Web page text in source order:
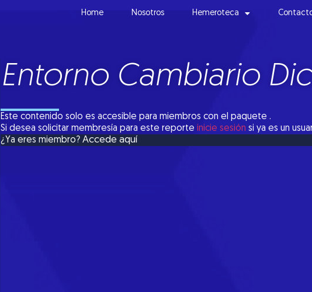
Home Nosotros Hemeroteca
Entorno Cambiario
Este contenido solo es accesible para miembros con el paquete .
Si desea solicitar membresía para este reporteinicie sesión si ya es un
¿Ya eres miembro?Accede aquí